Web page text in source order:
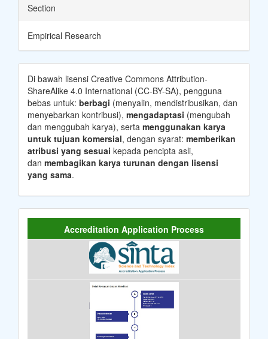
Section
Empirical Research
Di bawah lisensi Creative Commons Attribution-
ShareAlike 4.0 International (CC-BY-SA), pengguna
bebas untuk: berbagi (menyalin, mendistribusikan, dan
menyebarkan kontribusi), mengadaptasi (mengubah
dan menggubah karya), serta menggunakan karya
untuk tujuan komersial, dengan syarat: memberikan
atribusi yang sesuai kepada pencipta asli,
dan membagikan karya turunan dengan lisensi
yang sama.
Accreditation Application Process